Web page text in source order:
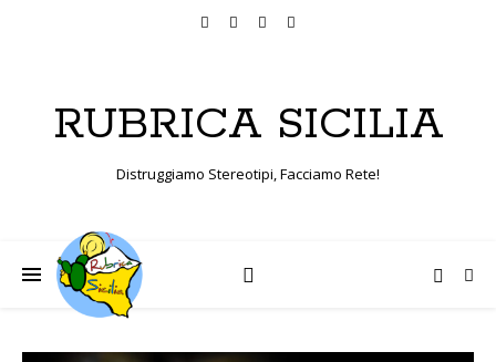
RUBRICA SICILIA
Distruggiamo Stereotipi, Facciamo Rete!